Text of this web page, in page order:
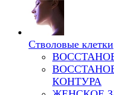
Стволовые клетки
КОНТУРА